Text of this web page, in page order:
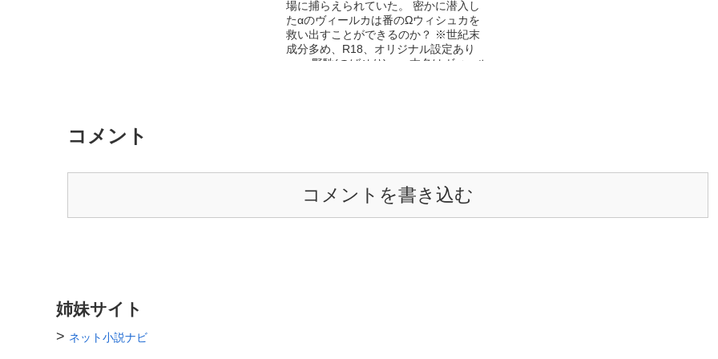
場に捕らえられていた。 密かに潜入し
たαのヴィールカは番のΩウィシュカを
救い出すことができるのか？ ※世紀末
成分多め、R18、オリジナル設定あり
—— 野馳(のばせり)——本名はヴィール
Ω呼吸法の使い手達。(※オメガバースの
世界にそんなものはないです。多分) 地
下闘技場——Ω狩りによりわざと番のい
コメント
コメントを書き込む
姉妹サイト
> ネット小説ナビ